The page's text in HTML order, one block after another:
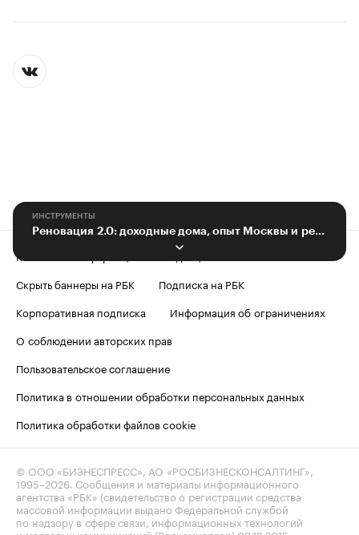
ИНСТРУМЕНТЫ
Реновация 2.0: доходные дома, опыт Москвы и резервный фонд «серого пояса»
Контактная информация
Скрыть баннеры на РБК
Подписка на РБК
Корпоративная подписка
Информация об ограничениях
О соблюдении авторских прав
Пользовательское соглашение
Политика в отношении обработки персональных данных
Политика обработки файлов cookie
© ООО «БИЗНЕСПРЕСС», АО «РОСБИЗНЕСКОНСАЛТИНГ»,
1995–2026. Сообщения и материалы информационного
агентства «РБК» (свидетельство о регистрации средства
массовой информации выдано Федеральной службой
по надзору в сфере связи, информационных технологий